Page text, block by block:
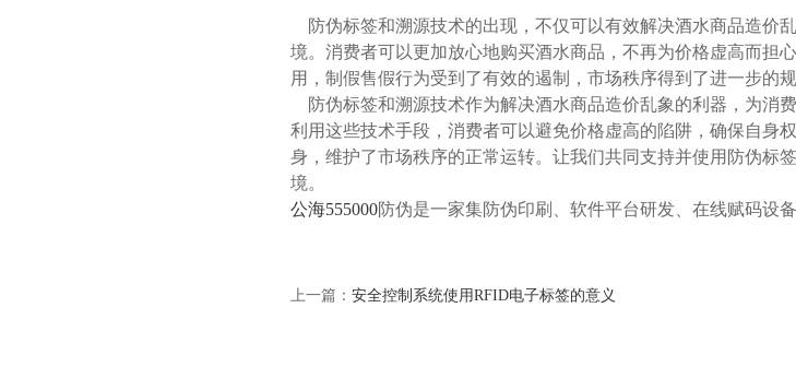
防伪标签和溯源技术的出现，不仅可以有效解决酒水商品造价
境。消费者可以更加放心地购买酒水商品，不再为价格虚高而担
用，制假售假行为受到了有效的遏制，市场秩序得到了进一步的规
防伪标签和溯源技术作为解决酒水商品造价乱象的利器，为消
利用这些技术手段，消费者可以避免价格虚高的陷阱，确保自身
身，维护了市场秩序的正常运转。让我们共同支持并使用防伪标
境。
公海555000防伪是一家集防伪印刷、软件平台研发、在线赋码设
上一篇： 安全控制系统使用RFID电子标签的意义